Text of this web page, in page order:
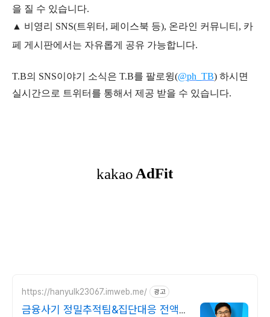
을 질 수 있습니다.
▲ 비영리 SNS(트위터, 페이스북 등), 온라인 커뮤니티, 카
페 게시판에서는 자유롭게 공유 가능합니다.
T.B의 SNS이야기 소식은 T.B를 팔로윙(@ph_TB) 하시면
실시간으로 트위터를 통해서 제공 받을 수 있습니다.
https://hanyulk23067.imweb.me/ 광고
금융사기 정밀추적팀&집단대응 전액